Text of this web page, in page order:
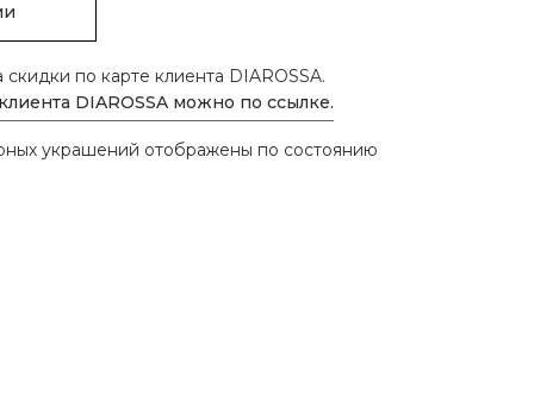
скидки по карте клиента DIAROSSA.
DIAROSSA можно по ссылке.
украшений отображены по состоянию